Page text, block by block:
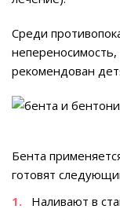
Среди
рекомендован
Бента
готовят
Наливают в